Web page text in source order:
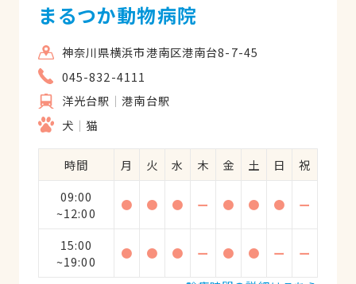
まるつか動物病院
神奈川県横浜市港南区港南台8-7-45
045-832-4111
洋光台駅
港南台駅
犬
猫
時間 月 火 水 木 金 土 日
祝
09:00
~12:00
● ● ● ー ● ● ● ー
15:00
~19:00
● ● ● ー ● ● ー
ー